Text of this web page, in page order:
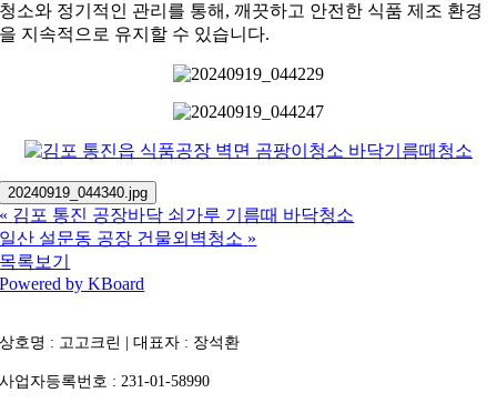
청소와 정기적인 관리를 통해, 깨끗하고 안전한 식품 제조 환경
을 지속적으로 유지할 수 있습니다.
20240919_044340.jpg
« 김포 통진 공장바닥 쇠가루 기름때 바닥청소
일산 설문동 공장 건물외벽청소 »
목록보기
Powered by KBoard
상호명 : 고고크린 | 대표자 : 장석환
사업자등록번호 : 231-01-58990